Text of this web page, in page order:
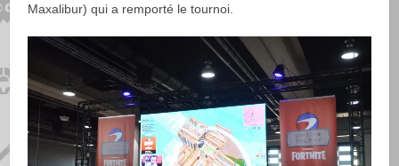
Maxalibur) qui a remporté le tournoi.